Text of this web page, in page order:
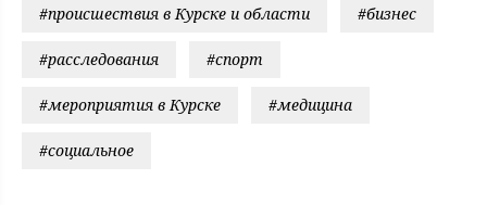
#происшествия в Курске и области #бизнес
#расследования #спорт
#мероприятия в Курске #медицина
#социальное